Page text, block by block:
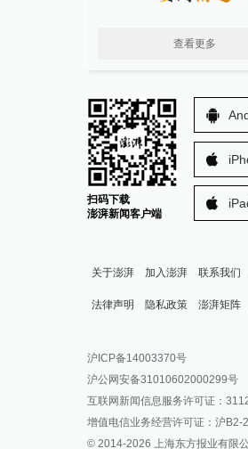
查看更多
扫码下载
澎湃新闻客户端
关于澎湃 加入澎湃 联系我们
法律声明 隐私政策 澎湃矩阵
澎湃新闻公众号
澎湃新闻抖音号
派生万物开放平
IP SHANGHAI
报料邮箱:
沪ICP备14003370号
沪公网安备31010602000299号
互联网新闻信息服务许可证：
增值电信业务经营许可证：沪B2-
© 2014-2026 上海东方报业有限